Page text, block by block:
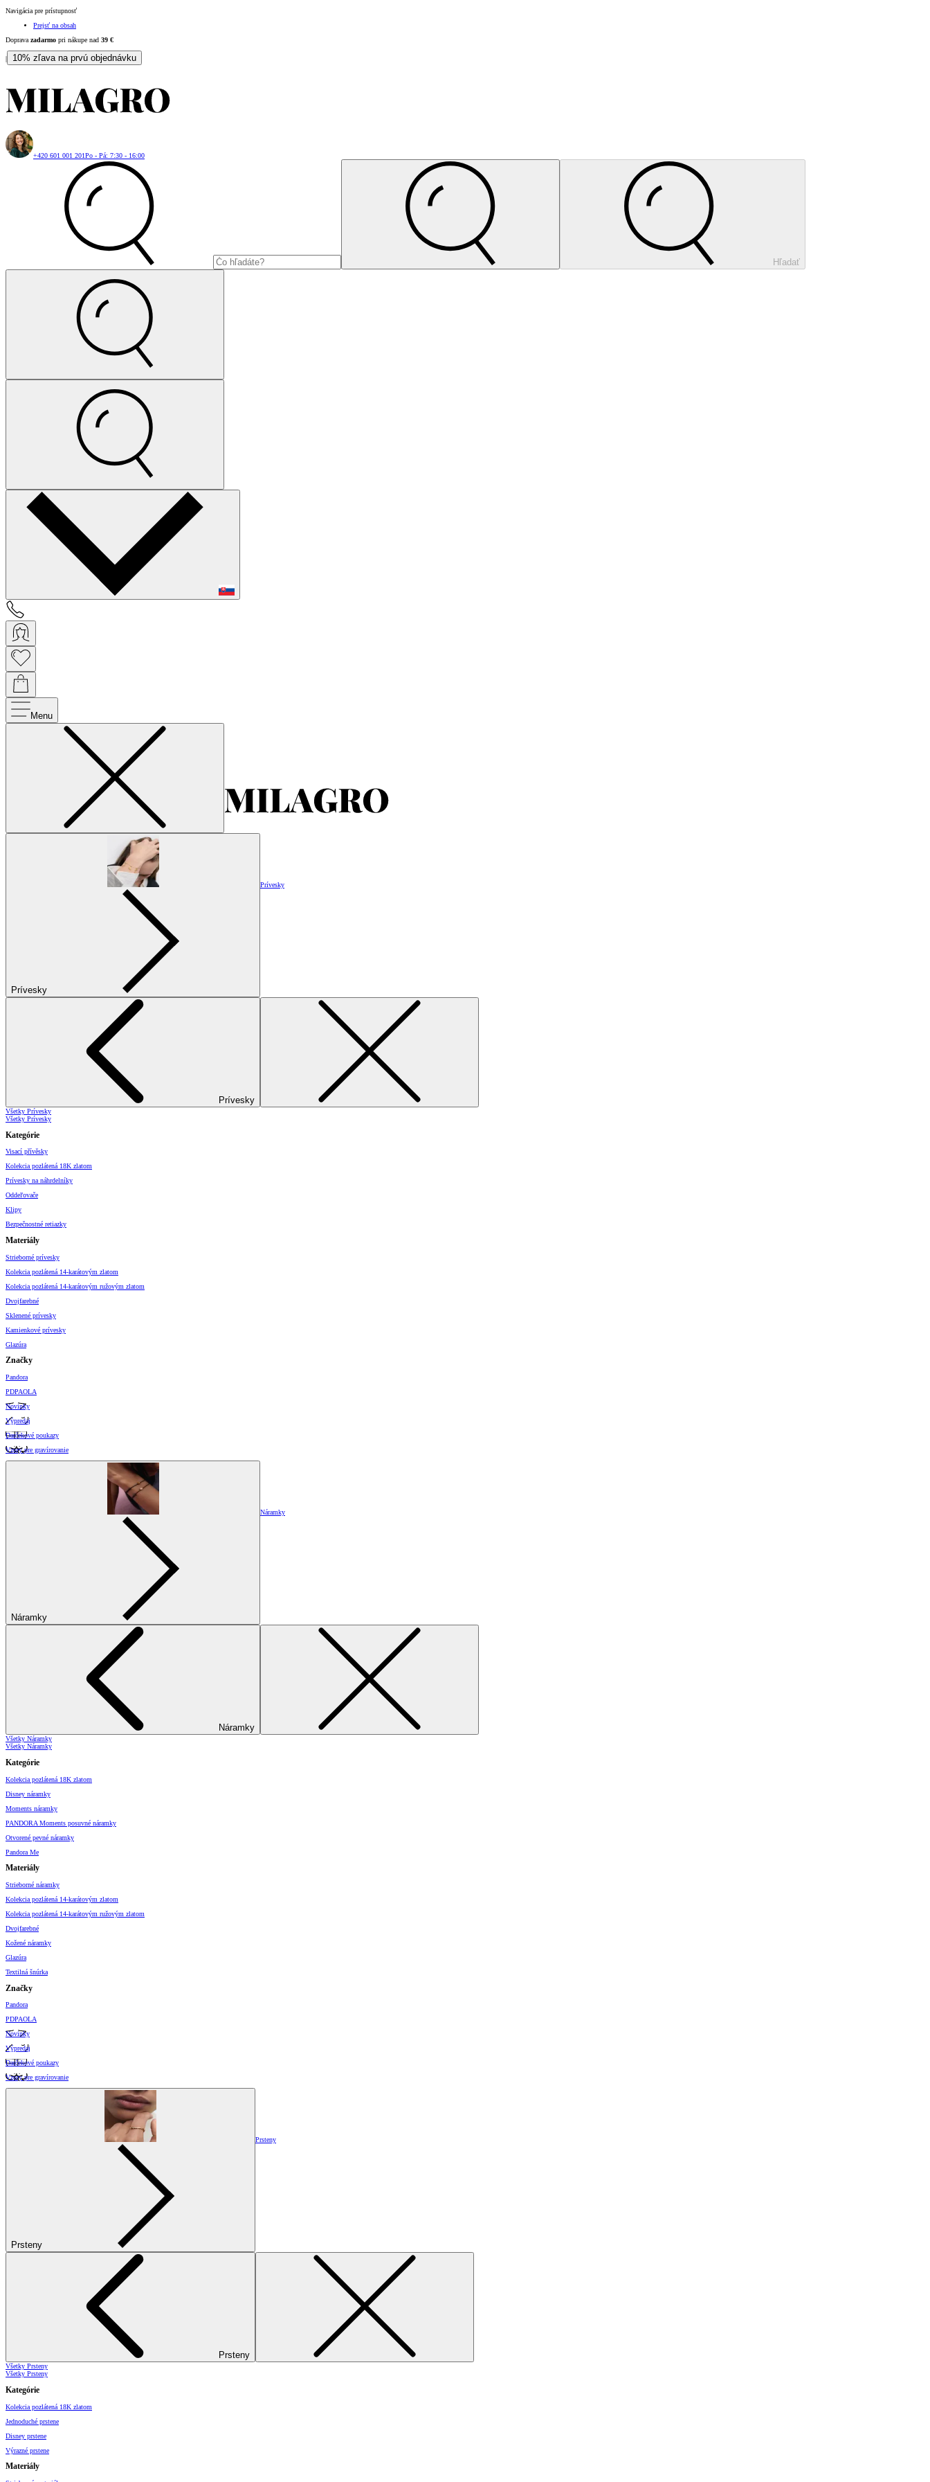
Navigácia pre prístupnosť
Prejsť na obsah
Doprava zadarmo pri nákupe nad 39 €
| 10% zľava na prvú objednávku
+420 601 001 201Po - Pá: 7:30 - 16:00
Hľadať
Menu
Prívesky
Prívesky
Prívesky
Všetky Prívesky
Všetky Prívesky
Kategórie
Visací přívěsky
Kolekcia pozlátená 18K zlatom
Prívesky na náhrdelníky
Oddeľovače
Klipy
Bezpečnostné retiazky
Materiály
Strieborné prívesky
Kolekcia pozlátená 14-karátovým zlatom
Kolekcia pozlátená 14-karátovým ružovým zlatom
Dvojfarebné
Sklenené prívesky
Kamienkové prívesky
Glazúra
Značky
Pandora
PDPAOLA
Novinky
Výpredaj
Darčekové poukazy
Vzory pre gravírovanie
Náramky
Náramky
Náramky
Všetky Náramky
Všetky Náramky
Kategórie
Kolekcia pozlátená 18K zlatom
Disney náramky
Moments náramky
PANDORA Moments posuvné náramky
Otvorené pevné náramky
Pandora Me
Materiály
Strieborné náramky
Kolekcia pozlátená 14-karátovým zlatom
Kolekcia pozlátená 14-karátovým ružovým zlatom
Dvojfarebné
Kožené náramky
Glazúra
Textilná šnúrka
Značky
Pandora
PDPAOLA
Novinky
Výpredaj
Darčekové poukazy
Vzory pre gravírovanie
Prsteny
Prsteny
Prsteny
Všetky Prsteny
Všetky Prsteny
Kategórie
Kolekcia pozlátená 18K zlatom
Jednoduché prstene
Disney prstene
Výrazné prstene
Materiály